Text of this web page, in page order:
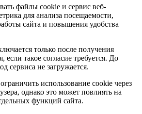
файлы cookie и сервис веб-
для анализа посещаемости,
сайта и повышения удобства
только после получения
если такое согласие требуется. До
сервиса не загружается.
использование cookie через
однако это может повлиять на
функций сайта.